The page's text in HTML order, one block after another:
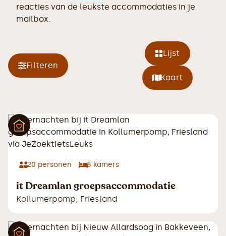
reacties van de leukste accommodaties in je
mailbox.
Filteren
Lijst
Kaart
20 personen 8 kamers
it Dreamlan groepsaccommodatie
Kollumerpomp, Friesland